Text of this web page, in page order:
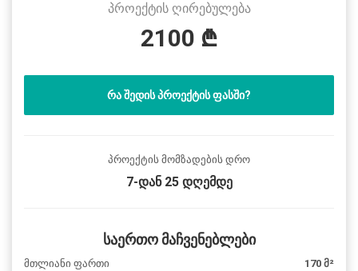
პროექტის ღირებულება
2100 ₾
ᲠᲐ ᲨᲔᲓᲘᲡ ᲞᲠᲝᲔᲥᲢᲘᲡ ᲤᲐᲡᲨᲘ?
პროექტის მომზადების დრო
7-დან 25 დღემდე
საერთო მაჩვენებლები
მთლიანი ფართი 170 მ²